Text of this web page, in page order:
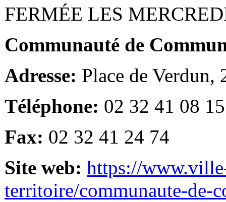
FERMÉE LES
Communauté de
Adresse: Place de Verdun,
Téléphone: 02 32 41 08 15
Fax: 02 32 41 24 74
Site web: https://
territoire/communaute-de-